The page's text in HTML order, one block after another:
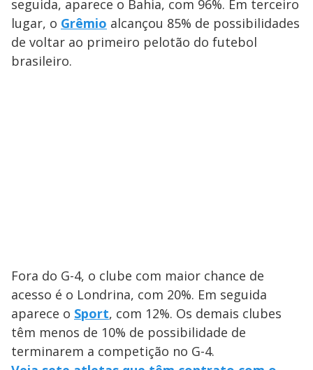
seguida, aparece o Bahia, com 96%. Em terceiro
lugar, o Grêmio alcançou 85% de possibilidades
de voltar ao primeiro pelotão do futebol
brasileiro.
Fora do G-4, o clube com maior chance de
acesso é o Londrina, com 20%. Em seguida
aparece o Sport, com 12%. Os demais clubes
têm menos de 10% de possibilidade de
terminarem a competição no G-4.